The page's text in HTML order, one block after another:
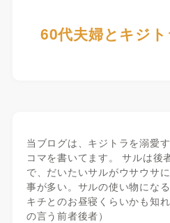
60代夫婦とキジ
当ブログは、キジトラを溺愛
コマを書いてます。 サルは後
で、だいたいサルがウサウサ
事が多い。サルの使い物にな
キチとのお昼寝くらいかも知
の言う前者後者）